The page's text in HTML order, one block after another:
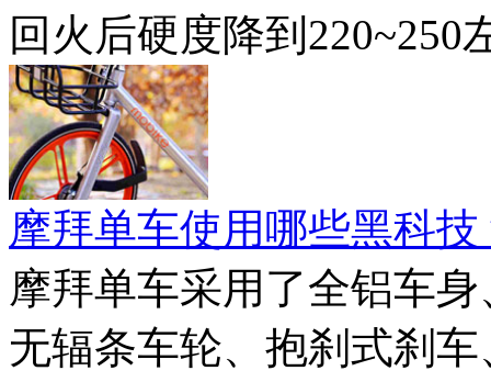
回火后硬度降到220~250
摩拜单车使用哪些黑科技
摩拜单车采用了全铝车
无辐条车轮、抱刹式刹